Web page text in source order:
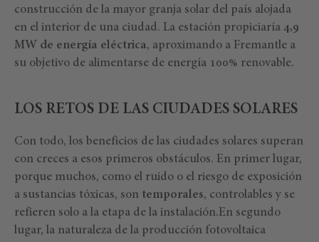
construcción de la mayor granja solar del país alojada
en el interior de una ciudad. La estación propiciaría 4,9
MW de energía eléctrica, aproximando a Fremantle a
su objetivo de alimentarse de energía 100% renovable.
LOS RETOS DE LAS CIUDADES SOLARES
Con todo, los beneficios de las ciudades solares superan
con creces a esos primeros obstáculos. En primer lugar,
porque muchos, como el ruido o el riesgo de exposición
a sustancias tóxicas, son temporales, controlables y se
refieren solo a la etapa de la instalación.En segundo
lugar, la naturaleza de la producción fotovoltaica